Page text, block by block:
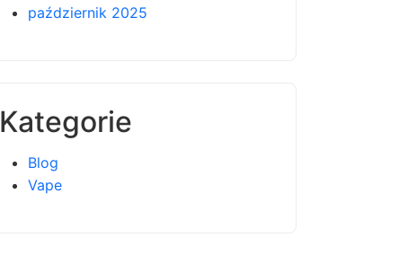
październik 2025
Kategorie
Blog
Vape